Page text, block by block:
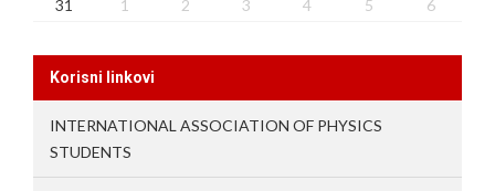
31 1 2 3 4 5 6
Korisni linkovi
INTERNATIONAL ASSOCIATION OF PHYSICS
STUDENTS